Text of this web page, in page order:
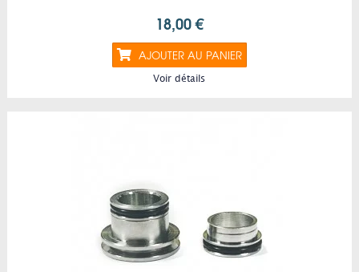
18,00 €
AJOUTER AU PANIER
Voir détails